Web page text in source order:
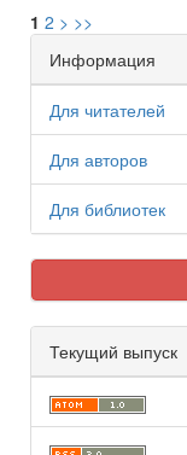
1 2 > >>
Информация
Для читателей
Для авторов
Для библиотек
Текущий выпуск